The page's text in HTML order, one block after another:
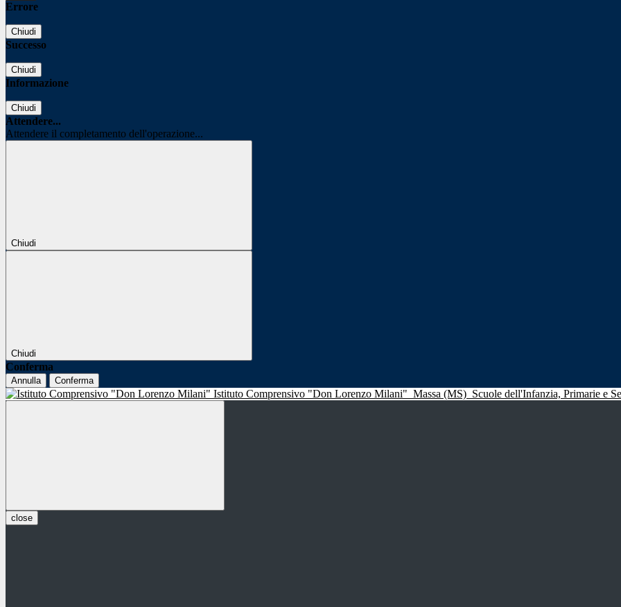
Errore
Chiudi
Successo
Chiudi
Informazione
Chiudi
Attendere...
Attendere il completamento dell'operazione...
Chiudi
Chiudi
Conferma
Annulla Conferma
Istituto Comprensivo "Don Lorenzo Milani" Massa (MS) Scuole dell'Infanzia, Primarie e
close